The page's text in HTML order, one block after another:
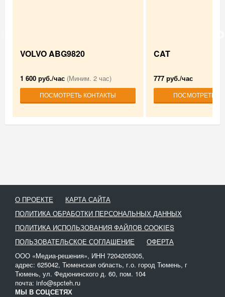
VOLVO ABG9820
1 600 руб./час (Миним. 2 час)
ПОСМОТРЕТЬ КОНТАКТЫ
CAT
777 руб./час
ПОСМОТРЕТЬ
О ПРОЕКТЕ
КАРТА САЙТА
ПОЛИТИКА ОБРАБОТКИ ПЕРСОНАЛЬНЫХ ДАННЫХ
ПОЛИТИКА ИСПОЛЬЗОВАНИЯ ФАЙЛОВ COOKIES
ПОЛЬЗОВАТЕЛЬСКОЕ СОГЛАШЕНИЕ
ОФЕРТА
ООО «Медиа-решения», ИНН 7204205305,
адрес: 625042, Тюменская область, г.о. город Тюмень, г
Тюмень, ул. Федюнинского д. 60, пом. 104
почта: info@spcteh.ru
МЫ В СОЦСЕТЯХ